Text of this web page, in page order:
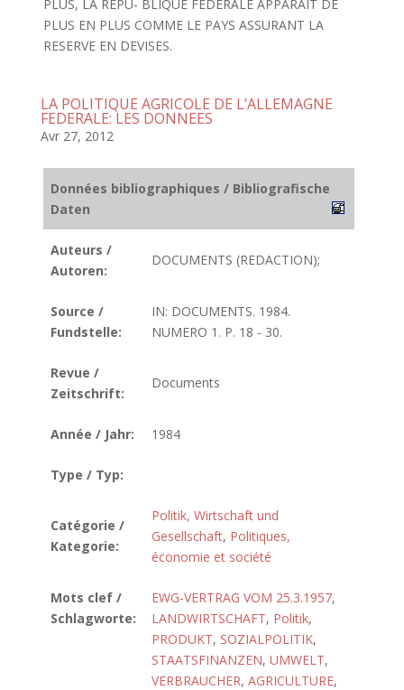
PLUS, LA REPU- BLIQUE FEDERALE APPARAIT DE
PLUS EN PLUS COMME LE PAYS ASSURANT LA
RESERVE EN DEVISES.
LA POLITIQUE AGRICOLE DE L’ALLEMAGNE
FEDERALE: LES DONNEES
Avr 27, 2012
Données bibliographiques / Bibliografische
Daten
Auteurs /
Autoren:
DOCUMENTS (REDACTION);
Source /
Fundstelle:
IN: DOCUMENTS. 1984.
NUMERO 1. P. 18 - 30.
Revue /
Zeitschrift:
Documents
Année / Jahr: 1984
Type / Typ:
Catégorie /
Kategorie:
Politik, Wirtschaft und
Gesellschaft, Politiques,
économie et société
Mots clef /
Schlagworte:
EWG-VERTRAG VOM 25.3.1957,
LANDWIRTSCHAFT, Politik,
PRODUKT, SOZIALPOLITIK,
STAATSFINANZEN, UMWELT,
VERBRAUCHER, AGRICULTURE,